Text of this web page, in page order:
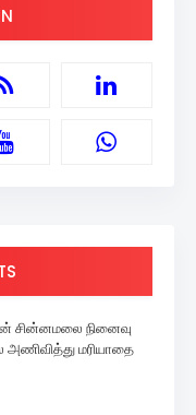
சின்னமலை நினைவு
அணிவித்து மரியாதை